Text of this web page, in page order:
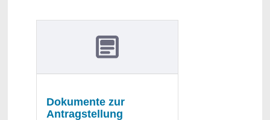
Dokumente zur
Antragstellung